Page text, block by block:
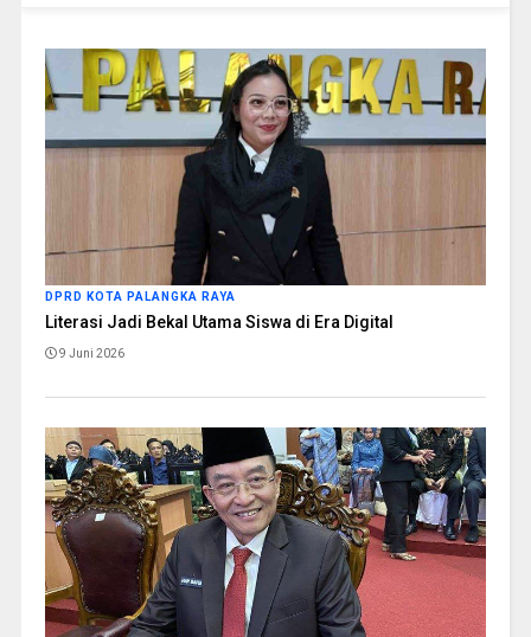
DPRD KOTA PALANGKA RAYA
Literasi Jadi Bekal Utama Siswa di Era Digital
9 Juni 2026